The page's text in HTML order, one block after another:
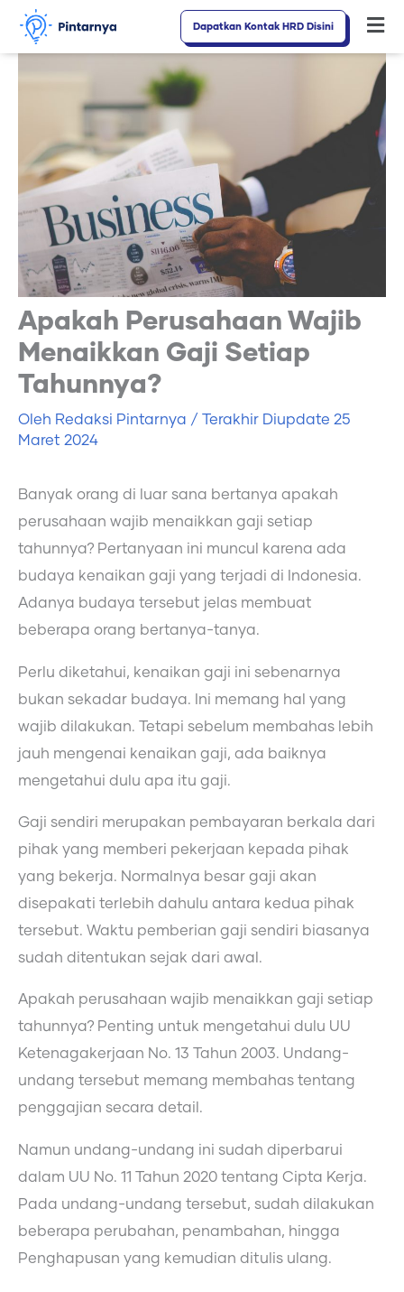
Lewati
Dapatkan Kontak HRD Disini
Apakah Perusahaan Wajib
Menaikkan Gaji Setiap
Tahunnya?
Oleh Redaksi Pintarnya / Terakhir Diupdate 25
Maret 2024
Banyak orang di luar sana bertanya apakah
perusahaan wajib menaikkan gaji setiap
tahunnya? Pertanyaan ini muncul karena ada
budaya kenaikan gaji yang terjadi di Indonesia.
Adanya budaya tersebut jelas membuat
beberapa orang bertanya-tanya.
Perlu diketahui, kenaikan gaji ini sebenarnya
bukan sekadar budaya. Ini memang hal yang
wajib dilakukan. Tetapi sebelum membahas lebih
jauh mengenai kenaikan gaji, ada baiknya
mengetahui dulu apa itu gaji.
Gaji sendiri merupakan pembayaran berkala dari
pihak yang memberi pekerjaan kepada pihak
yang bekerja. Normalnya besar gaji akan
disepakati terlebih dahulu antara kedua pihak
tersebut. Waktu pemberian gaji sendiri biasanya
sudah ditentukan sejak dari awal.
Apakah perusahaan wajib menaikkan gaji setiap
tahunnya? Penting untuk mengetahui dulu UU
Ketenagakerjaan No. 13 Tahun 2003. Undang-
undang tersebut memang membahas tentang
penggajian secara detail.
Namun undang-undang ini sudah diperbarui
dalam UU No. 11 Tahun 2020 tentang Cipta Kerja.
Pada undang-undang tersebut, sudah dilakukan
beberapa perubahan, penambahan, hingga
Penghapusan yang kemudian ditulis ulang.